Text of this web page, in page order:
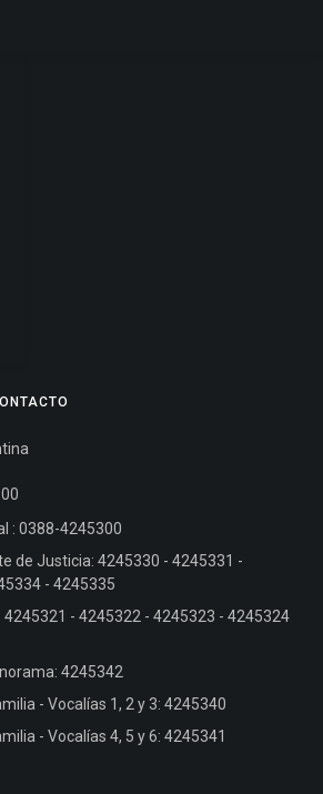
: 0388-4245300
de Justicia: 4245330 - 4245331 -
- 4245335
4245321 - 4245322 - 4245323 - 4245324
4245342
- Vocalías 1, 2 y 3: 4245340
- Vocalías 4, 5 y 6: 4245341